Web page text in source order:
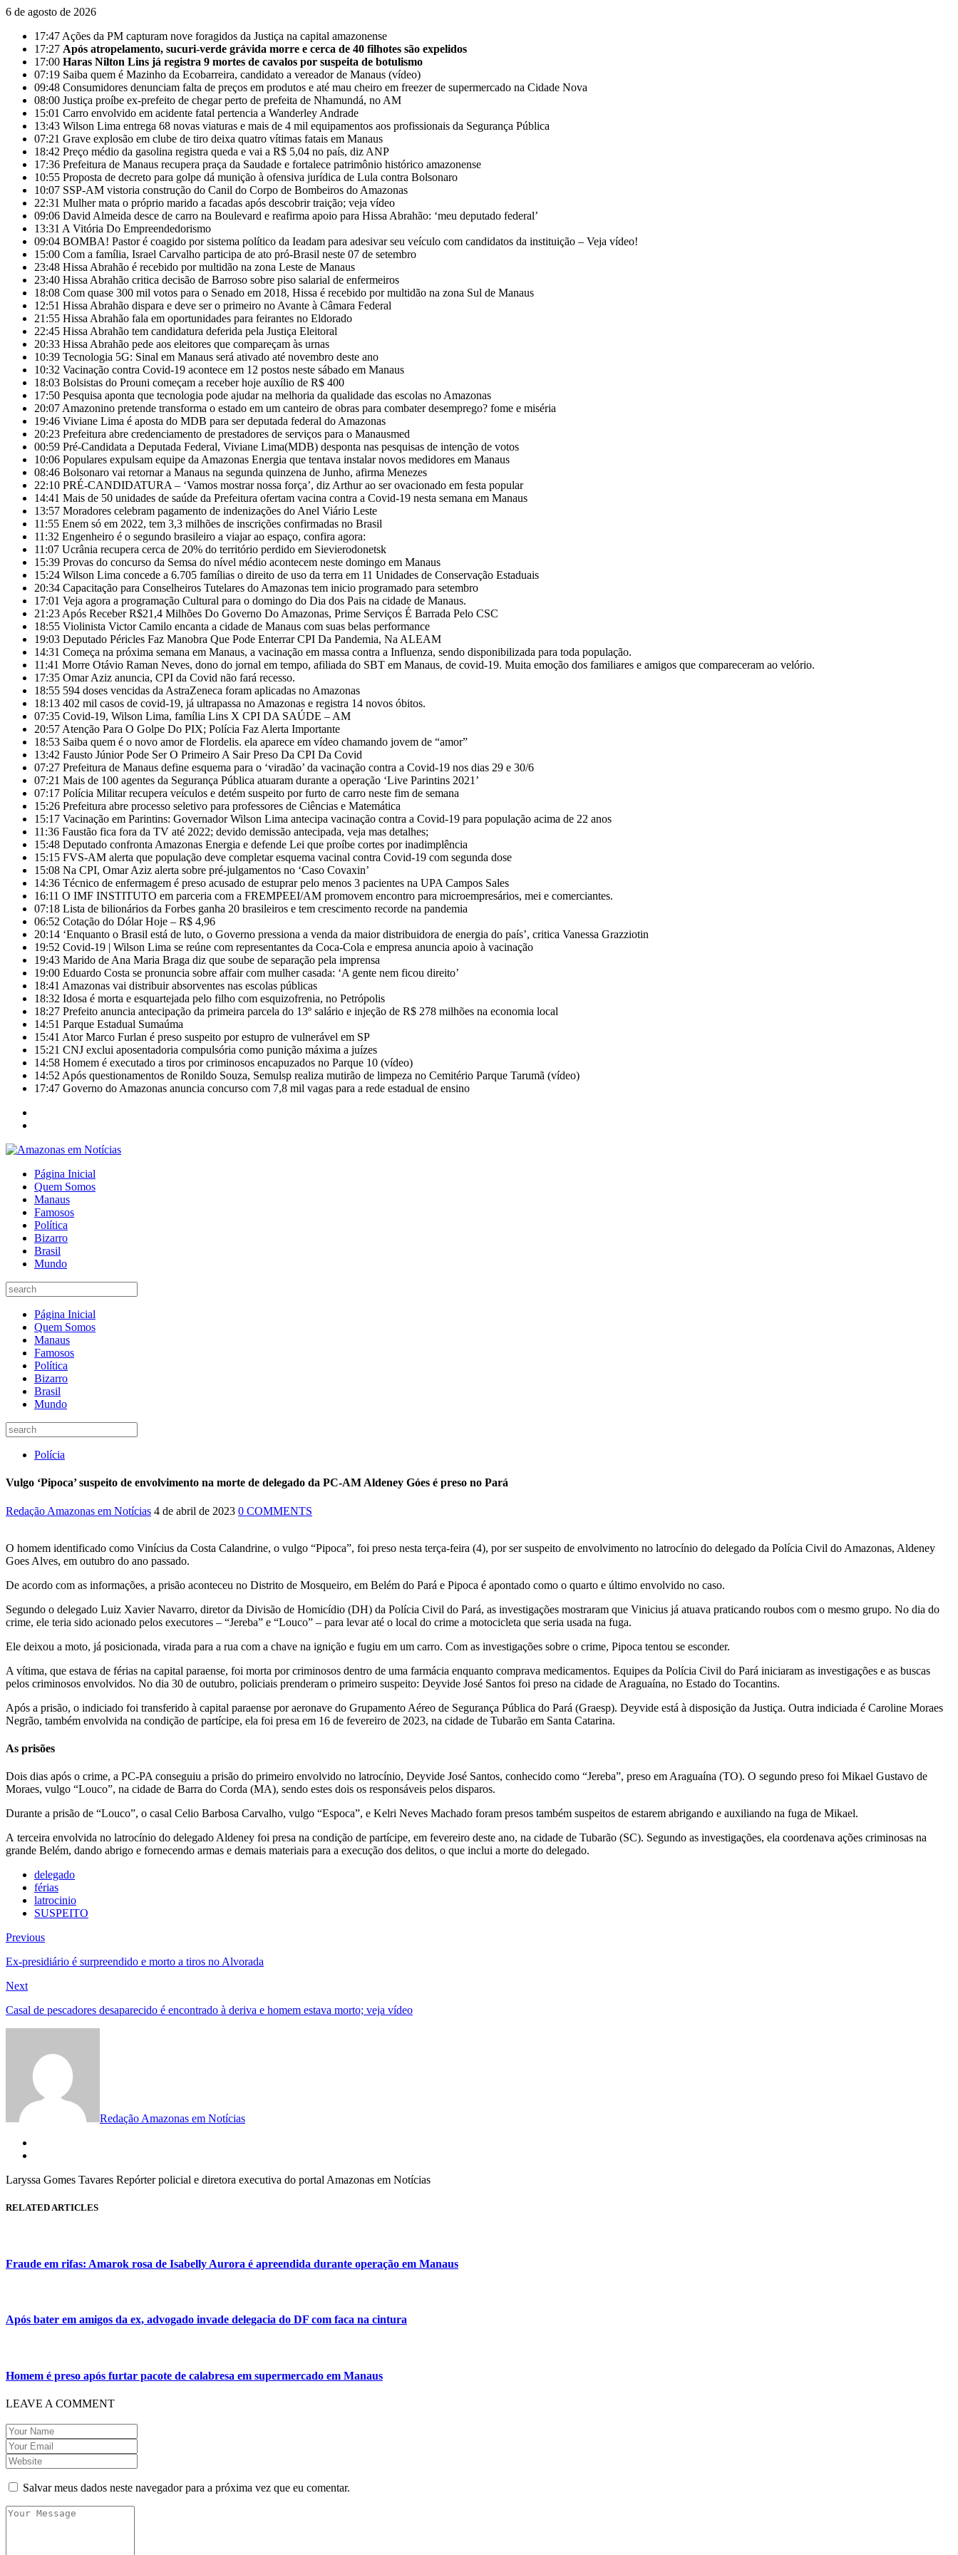
6 de agosto de 2026
17:47 Ações da PM capturam nove foragidos da Justiça na capital amazonense
17:27 Após atropelamento, sucuri-verde grávida morre e cerca de 40 filhotes são expelidos
17:00 Haras Nilton Lins já registra 9 mortes de cavalos por suspeita de botulismo
07:19 Saiba quem é Mazinho da Ecobarreira, candidato a vereador de Manaus (vídeo)
09:48 Consumidores denunciam falta de preços em produtos e até mau cheiro em freezer de supermercado na Cidade Nova
08:00 Justiça proíbe ex-prefeito de chegar perto de prefeita de Nhamundá, no AM
15:01 Carro envolvido em acidente fatal pertencia a Wanderley Andrade
13:43 Wilson Lima entrega 68 novas viaturas e mais de 4 mil equipamentos aos profissionais da Segurança Pública
07:21 Grave explosão em clube de tiro deixa quatro vítimas fatais em Manaus
18:42 Preço médio da gasolina registra queda e vai a R$ 5,04 no país, diz ANP
17:36 Prefeitura de Manaus recupera praça da Saudade e fortalece patrimônio histórico amazonense
10:55 Proposta de decreto para golpe dá munição à ofensiva jurídica de Lula contra Bolsonaro
10:07 SSP-AM vistoria construção do Canil do Corpo de Bombeiros do Amazonas
22:31 Mulher mata o próprio marido a facadas após descobrir traição; veja vídeo
09:06 David Almeida desce de carro na Boulevard e reafirma apoio para Hissa Abrahão: ‘meu deputado federal’
13:31 A Vitória Do Empreendedorismo
09:04 BOMBA! Pastor é coagido por sistema político da Ieadam para adesivar seu veículo com candidatos da instituição – Veja vídeo!
15:00 Com a família, Israel Carvalho participa de ato pró-Brasil neste 07 de setembro
23:48 Hissa Abrahão é recebido por multidão na zona Leste de Manaus
23:40 Hissa Abrahão critica decisão de Barroso sobre piso salarial de enfermeiros
18:08 Com quase 300 mil votos para o Senado em 2018, Hissa é recebido por multidão na zona Sul de Manaus
12:51 Hissa Abrahão dispara e deve ser o primeiro no Avante à Câmara Federal
21:55 Hissa Abrahão fala em oportunidades para feirantes no Eldorado
22:45 Hissa Abrahão tem candidatura deferida pela Justiça Eleitoral
20:33 Hissa Abrahão pede aos eleitores que compareçam às urnas
10:39 Tecnologia 5G: Sinal em Manaus será ativado até novembro deste ano
10:32 Vacinação contra Covid-19 acontece em 12 postos neste sábado em Manaus
18:03 Bolsistas do Prouni começam a receber hoje auxílio de R$ 400
17:50 Pesquisa aponta que tecnologia pode ajudar na melhoria da qualidade das escolas no Amazonas
20:07 Amazonino pretende transforma o estado em um canteiro de obras para combater desemprego? fome e miséria
19:46 Viviane Lima é aposta do MDB para ser deputada federal do Amazonas
20:23 Prefeitura abre credenciamento de prestadores de serviços para o Manausmed
00:59 Pré-Candidata a Deputada Federal, Viviane Lima(MDB) desponta nas pesquisas de intenção de votos
10:06 Populares expulsam equipe da Amazonas Energia que tentava instalar novos medidores em Manaus
08:46 Bolsonaro vai retornar a Manaus na segunda quinzena de Junho, afirma Menezes
22:10 PRÉ-CANDIDATURA – ‘Vamos mostrar nossa força’, diz Arthur ao ser ovacionado em festa popular
14:41 Mais de 50 unidades de saúde da Prefeitura ofertam vacina contra a Covid-19 nesta semana em Manaus
13:57 Moradores celebram pagamento de indenizações do Anel Viário Leste
11:55 Enem só em 2022, tem 3,3 milhões de inscrições confirmadas no Brasil
11:32 Engenheiro é o segundo brasileiro a viajar ao espaço, confira agora:
11:07 Ucrânia recupera cerca de 20% do território perdido em Sievierodonetsk
15:39 Provas do concurso da Semsa do nível médio acontecem neste domingo em Manaus
15:24 Wilson Lima concede a 6.705 famílias o direito de uso da terra em 11 Unidades de Conservação Estaduais
20:34 Capacitação para Conselheiros Tutelares do Amazonas tem inicio programado para setembro
17:01 Veja agora a programação Cultural para o domingo do Dia dos Pais na cidade de Manaus.
21:23 Após Receber R$21,4 Milhões Do Governo Do Amazonas, Prime Serviços É Barrada Pelo CSC
18:55 Violinista Victor Camilo encanta a cidade de Manaus com suas belas performance
19:03 Deputado Péricles Faz Manobra Que Pode Enterrar CPI Da Pandemia, Na ALEAM
14:31 Começa na próxima semana em Manaus, a vacinação em massa contra a Influenza, sendo disponibilizada para toda população.
11:41 Morre Otávio Raman Neves, dono do jornal em tempo, afiliada do SBT em Manaus, de covid-19. Muita emoção dos familiares e amigos que compareceram ao velório.
17:35 Omar Aziz anuncia, CPI da Covid não fará recesso.
18:55 594 doses vencidas da AstraZeneca foram aplicadas no Amazonas
18:13 402 mil casos de covid-19, já ultrapassa no Amazonas e registra 14 novos óbitos.
07:35 Covid-19, Wilson Lima, família Lins X CPI DA SAÚDE – AM
20:57 Atenção Para O Golpe Do PIX; Polícia Faz Alerta Importante
18:53 Saiba quem é o novo amor de Flordelis. ela aparece em vídeo chamando jovem de “amor”
13:42 Fausto Júnior Pode Ser O Primeiro A Sair Preso Da CPI Da Covid
07:27 Prefeitura de Manaus define esquema para o ‘viradão’ da vacinação contra a Covid-19 nos dias 29 e 30/6
07:21 Mais de 100 agentes da Segurança Pública atuaram durante a operação ‘Live Parintins 2021’
07:17 Polícia Militar recupera veículos e detém suspeito por furto de carro neste fim de semana
15:26 Prefeitura abre processo seletivo para professores de Ciências e Matemática
15:17 Vacinação em Parintins: Governador Wilson Lima antecipa vacinação contra a Covid-19 para população acima de 22 anos
11:36 Faustão fica fora da TV até 2022; devido demissão antecipada, veja mas detalhes;
15:48 Deputado confronta Amazonas Energia e defende Lei que proíbe cortes por inadimplência
15:15 FVS-AM alerta que população deve completar esquema vacinal contra Covid-19 com segunda dose
15:08 Na CPI, Omar Aziz alerta sobre pré-julgamentos no ‘Caso Covaxin’
14:36 Técnico de enfermagem é preso acusado de estuprar pelo menos 3 pacientes na UPA Campos Sales
16:11 O IMF INSTITUTO em parceria com a FREMPEEI/AM promovem encontro para microempresários, mei e comerciantes.
07:18 Lista de bilionários da Forbes ganha 20 brasileiros e tem crescimento recorde na pandemia
06:52 Cotação do Dólar Hoje – R$ 4,96
20:14 ‘Enquanto o Brasil está de luto, o Governo pressiona a venda da maior distribuidora de energia do país’, critica Vanessa Grazziotin
19:52 Covid-19 | Wilson Lima se reúne com representantes da Coca-Cola e empresa anuncia apoio à vacinação
19:43 Marido de Ana Maria Braga diz que soube de separação pela imprensa
19:00 Eduardo Costa se pronuncia sobre affair com mulher casada: ‘A gente nem ficou direito’
18:41 Amazonas vai distribuir absorventes nas escolas públicas
18:32 Idosa é morta e esquartejada pelo filho com esquizofrenia, no Petrópolis
18:27 Prefeito anuncia antecipação da primeira parcela do 13º salário e injeção de R$ 278 milhões na economia local
14:51 Parque Estadual Sumaúma
15:41 Ator Marco Furlan é preso suspeito por estupro de vulnerável em SP
15:21 CNJ exclui aposentadoria compulsória como punição máxima a juízes
14:58 Homem é executado a tiros por criminosos encapuzados no Parque 10 (vídeo)
14:52 Após questionamentos de Ronildo Souza, Semulsp realiza mutirão de limpeza no Cemitério Parque Tarumã (vídeo)
17:47 Governo do Amazonas anuncia concurso com 7,8 mil vagas para a rede estadual de ensino
Página Inicial
Quem Somos
Manaus
Famosos
Política
Bizarro
Brasil
Mundo
Página Inicial
Quem Somos
Manaus
Famosos
Política
Bizarro
Brasil
Mundo
Polícia
Vulgo ‘Pipoca’ suspeito de envolvimento na morte de delegado da PC-AM Aldeney Góes é preso no Pará
Redação Amazonas em Notícias 4 de abril de 2023 0 COMMENTS
O homem identificado como Vinícius da Costa Calandrine, o vulgo “Pipoca”, foi preso nesta terça-feira (4), por ser suspeito de envolvimento no latrocínio do delegado da Polícia Civil do Amazonas, Aldeney
Goes Alves, em outubro do ano passado.
De acordo com as informações, a prisão aconteceu no Distrito de Mosqueiro, em Belém do Pará e Pipoca é apontado como o quarto e último envolvido no caso.
Segundo o delegado Luiz Xavier Navarro, diretor da Divisão de Homicídio (DH) da Polícia Civil do Pará, as investigações mostraram que Vinicius já atuava praticando roubos com o mesmo grupo. No dia do
crime, ele teria sido acionado pelos executores – “Jereba” e “Louco” – para levar até o local do crime a motocicleta que seria usada na fuga.
Ele deixou a moto, já posicionada, virada para a rua com a chave na ignição e fugiu em um carro. Com as investigações sobre o crime, Pipoca tentou se esconder.
A vítima, que estava de férias na capital paraense, foi morta por criminosos dentro de uma farmácia enquanto comprava medicamentos. Equipes da Polícia Civil do Pará iniciaram as investigações e as buscas
pelos criminosos envolvidos. No dia 30 de outubro, policiais prenderam o primeiro suspeito: Deyvide José Santos foi preso na cidade de Araguaína, no Estado do Tocantins.
Após a prisão, o indiciado foi transferido à capital paraense por aeronave do Grupamento Aéreo de Segurança Pública do Pará (Graesp). Deyvide está à disposição da Justiça. Outra indiciada é Caroline Moraes
Negrão, também envolvida na condição de partícipe, ela foi presa em 16 de fevereiro de 2023, na cidade de Tubarão em Santa Catarina.
As prisões
Dois dias após o crime, a PC-PA conseguiu a prisão do primeiro envolvido no latrocínio, Deyvide José Santos, conhecido como “Jereba”, preso em Araguaína (TO). O segundo preso foi Mikael Gustavo de
Moraes, vulgo “Louco”, na cidade de Barra do Corda (MA), sendo estes dois os responsáveis pelos disparos.
Durante a prisão de “Louco”, o casal Celio Barbosa Carvalho, vulgo “Espoca”, e Kelri Neves Machado foram presos também suspeitos de estarem abrigando e auxiliando na fuga de Mikael.
A terceira envolvida no latrocínio do delegado Aldeney foi presa na condição de partícipe, em fevereiro deste ano, na cidade de Tubarão (SC). Segundo as investigações, ela coordenava ações criminosas na
grande Belém, dando abrigo e fornecendo armas e demais materiais para a execução dos delitos, o que inclui a morte do delegado.
delegado
férias
latrocinio
SUSPEITO
Navegação
de
Post
PreviousPrevious
Ex-presidiário é surpreendido e morto a tiros no Alvorada
NextNext
Casal de pescadores desaparecido é encontrado à deriva e homem estava morto; veja vídeo
Redação Amazonas em Notícias
Laryssa Gomes Tavares Repórter policial e diretora executiva do portal Amazonas em Notícias
RELATED ARTICLES
Fraude em rifas: Amarok rosa de Isabelly Aurora é apreendida durante operação em Manaus
Após bater em amigos da ex, advogado invade delegacia do DF com faca na cintura
Homem é preso após furtar pacote de calabresa em supermercado em Manaus
LEAVE A COMMENT
Salvar meus dados neste navegador para a próxima vez que eu comentar.